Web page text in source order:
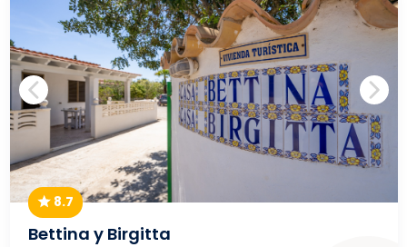
8.7
Bettina y Birgitta